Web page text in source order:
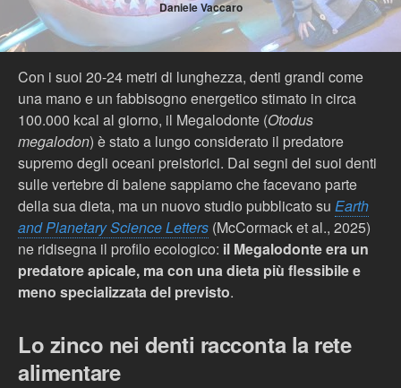
Daniele Vaccaro
Con i suoi 20-24 metri di lunghezza, denti grandi come
una mano e un fabbisogno energetico stimato in circa
100.000 kcal al giorno, il Megalodonte (Otodus
megalodon) è stato a lungo considerato il predatore
supremo degli oceani preistorici. Dai segni dei suoi denti
sulle vertebre di balene sappiamo che facevano parte
della sua dieta, ma un nuovo studio pubblicato su Earth
and Planetary Science Letters (McCormack et al., 2025)
ne ridisegna il profilo ecologico: il Megalodonte era un
predatore apicale, ma con una dieta più flessibile e
meno specializzata del previsto.
Lo zinco nei denti racconta la rete
alimentare